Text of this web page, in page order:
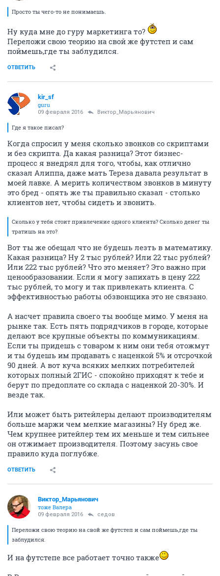
Просто ты чего-то не понимаешь.
Ну куда мне до гуру маркетинга то?
Переложи свою теорию на свой же футстеп и сам
поймешь,где ты заблудился.
ОТВЕТИТЬ
kir_sf
guru
09 февраля 2016 Виктор_Марьянович
Где я такое писал?
Когда спросил у меня сколько звонков со скриптами
и без скрипта. Да какая разница? Этот бизнес-
процесс я внедрял для того, чтобы, как отлично
сказал Алиппа, даже мать Тереза давала результат в
моей лавке. А мерить количеством звонков в минуту
это бред - опять же ты правильно сказал - столько
клиентов нет, чтобы сидеть и звонить.
Сколько у тебя стоит привлечение одного клиента? Сколько денег ты
тратишь на это?
Вот ты же обещал что не будешь лезть в математику.
Какая разница? Ну 2 тыс рублей? Или 22 тыс рублей?
Или 222 тыс рублей? Что это меняет? Это важно при
ценообразовании. Если я могу запихать в цену 222
тыс рублей, то могу и так привлекать клиента. С
эффективностью работы обзвонщика это не связано.
А насчет правила своего ты вообще мимо. У меня на
рынке так. Есть пять подрядчиков в городе, которые
делают все крупные объекты по коммуникациям.
Если ты придешь с товаром к ним они тебя отожмут
и ты будешь им продавать с наценкой 5% и отсрочкой
90 дней. А вот куча всяких мелких потребителей
которых полный 2ГИС - спокойно приходят к тебе и
берут по предоплате со склада с наценкой 20-30%. И
везде так.
Или может быть ритейлеры делают производителям
больше маржи чем мелкие магазины? Ну бред же.
Чем крупнее ритейлер тем их меньше и тем сильнее
он отжимает производителя. Поэтому засунь свое
правило куда поглубже.
ОТВЕТИТЬ
Виктор_Марьянович
тоже Валера
09 февраля 2016 седов
Переложи свою теорию на свой же футстеп и сам поймешь,где ты
заблудился.
И на футстепе все работает точно также